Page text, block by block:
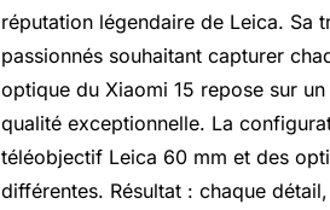
réputation légendaire de Leica. Sa
passionnés souhaitant capturer
optique du Xiaomi 15 repose sur
qualité exceptionnelle. La
téléobjectif Leica 60 mm et des
différentes. Résultat : chaque détail,